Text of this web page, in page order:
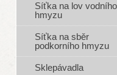
Síťka na lov vodního
hmyzu
Síťka na sběr
podkorního hmyzu
Sklepávadla